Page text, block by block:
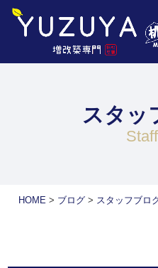
スタッ
HOME> ブログ> スタッフブロ